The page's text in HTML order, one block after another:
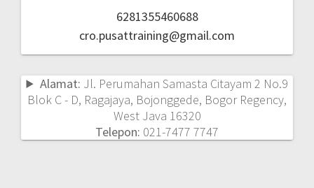
6281355460688
cro.pusattraining@gmail.com
Alamat: Jl. Perumahan Samasta Citayam 2 No.9
Blok C - D, Ragajaya, Bojonggede, Bogor Regency,
West Java 16320
Telepon: 021-7477 7747